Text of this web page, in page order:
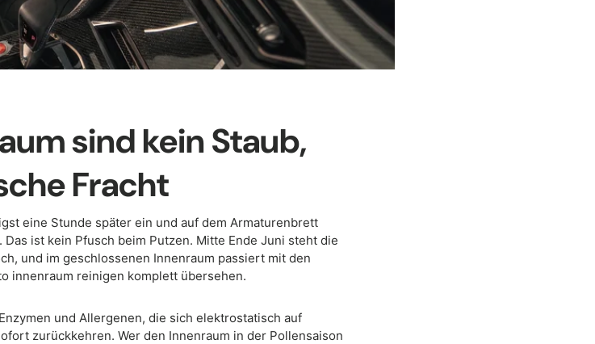
sind kein Staub,
Fracht
eine Stunde später ein und auf dem Armaturenbrett
ist kein Pfusch beim Putzen. Mitte Ende Juni steht die
und im geschlossenen Innenraum passiert mit den
innenraum reinigen komplett übersehen.
und Allergenen, die sich elektrostatisch auf
zurückkehren. Wer den Innenraum in der Pollensaison